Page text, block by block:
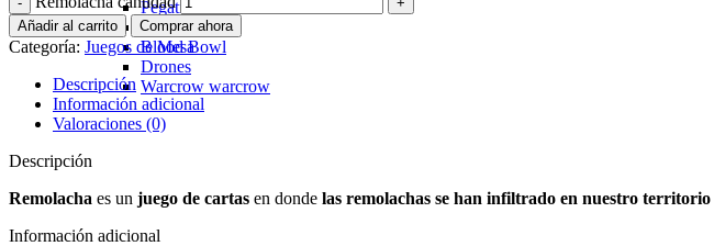
Pegatinas
Insertos
Blood Bowl
Drones
Warcrow warcrow
Añadir al carrito Comprar ahora
Categoría: Juegos de Mesa
Descripción
Información adicional
Valoraciones (0)
Descripción
Remolacha es un juego de cartas en donde las remolachas se han infiltrado en nuestro territorio
Información adicional